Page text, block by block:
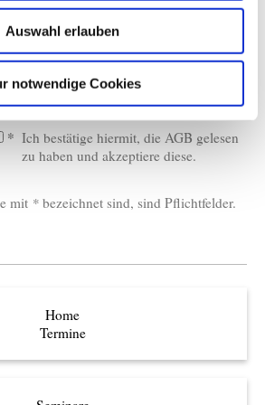
Auswahl erlauben
notwendige Cookies
* Ich bestätige hiermit, die AGB gelesen
zu haben und akzeptiere diese.
mit * bezeichnet sind, sind Pflichtfelder.
Home
Termine